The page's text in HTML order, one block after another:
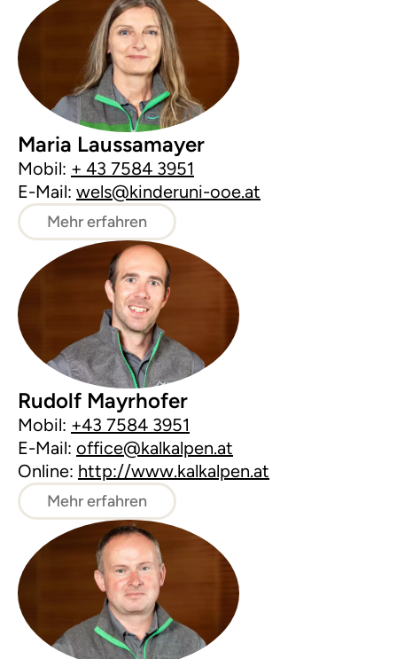
Maria Laussamayer
Mobil: + 43 7584 3951
E-Mail: wels@kinderuni-ooe.at
Mehr erfahren
Rudolf Mayrhofer
Mobil: +43 7584 3951
E-Mail: office@kalkalpen.at
Online: http://www.kalkalpen.at
Mehr erfahren